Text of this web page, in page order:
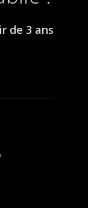
de 3 ans